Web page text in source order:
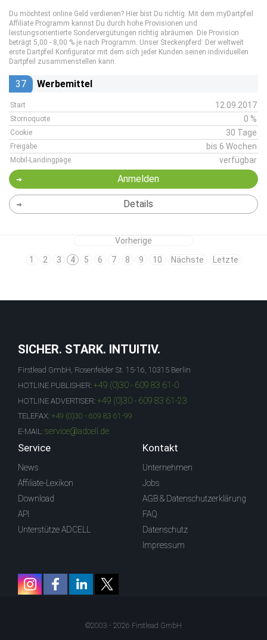
Du möchtest online Geld verdienen? Hier bist Du richtig. Mit dem myDartpfeil
Affiliate Programm kannst Du durch hohe Provisionen und
leistungsorientierte Sondervergütungen richtig abräumen. Die Provision
beträgt 5,00 - 8,00 % je nach Programm. Unser Steckenpferd: Der weltweit
erste Dartpfeil Konfigurator mit dem sich jeder Kunden seinen individuellen
Dartpfeil zusammenstellen kann.
37 Werbemittel
Start 12.09.2017
Stornoquote 0 %
Cookie 30 Tage
Freigabe bis 6 Wochen
Mobil-Landingpage verfügbar
Anmelden
Details
Vorherige
1
2 3 4 5 6 7 8 9 10 Nächste Letzte
SICHER. STARK. INTUITIV.
Firstlead GmbH, Rosenfelder St. 15-16, 10315 Berlin
HOTLINE PUBLISHER: +49 (0)30 - 609 83 61-0
HOTLINE ADVERTISER: +49 (0)30 - 609 83 61-23
TELEFAX: +49 (0)30 - 609 83 61-99
E-MAIL: service@adcell.de
Service
News
Affiliate-Lexikon
Download
API
Unterstütze ADCELL
Kontakt
Unternehmen
Jobs
AGB & Datenschutzerklärung
FAQ
Datenschutz
Impressum
©2003 - 2026 Firstlead GmbH